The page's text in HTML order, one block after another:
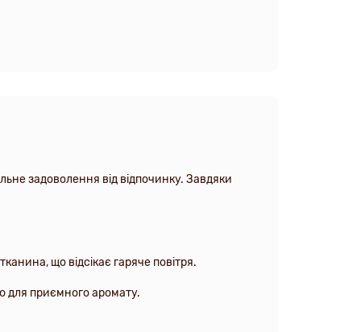
задоволення від відпочинку. Завдяки
що відсікає гаряче повітря.
для приємного аромату.